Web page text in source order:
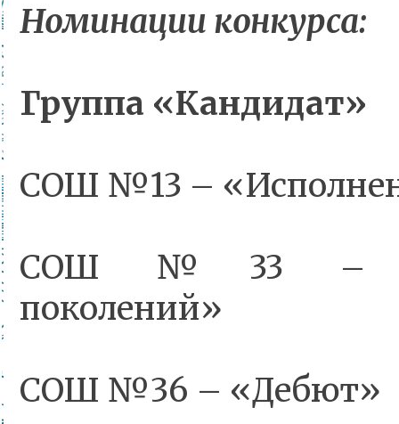
Номинации конкурса:
Группа «Кандидат»
СОШ №13 –
СОШ №33 –
поколений»
СОШ №36 – «Дебют»